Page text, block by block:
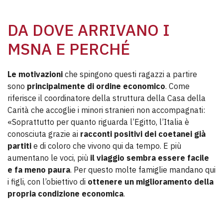
DA DOVE ARRIVANO I
MSNA E PERCHÉ
Le motivazioni che spingono questi ragazzi a partire
sono principalmente di ordine economico. Come
riferisce il coordinatore della struttura della Casa della
Carità che accoglie i minori stranieri non accompagnati:
«Soprattutto per quanto riguarda l’Egitto, l’Italia è
conosciuta grazie ai racconti positivi dei coetanei già
partiti e di coloro che vivono qui da tempo. E più
aumentano le voci, più il viaggio sembra essere facile
e fa meno paura. Per questo molte famiglie mandano qui
i figli, con l’obiettivo di ottenere un miglioramento della
propria condizione economica.